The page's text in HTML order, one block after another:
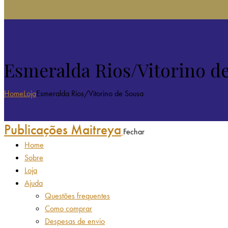
Esmeralda Rios/Vitorino
HomeLojaEsmeralda Rios/Vitorino de Sousa
Publicações Maitreya Fechar
Home
Sobre
Loja
Ajuda
Questões frequentes
Como comprar
Despesas de envio